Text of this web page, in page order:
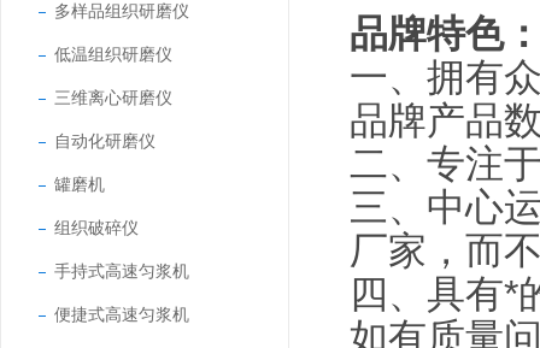
多样品组织研磨仪
低温组织研磨仪
三维离心研磨仪
自动化研磨仪
罐磨机
组织破碎仪
手持式高速匀浆机
便捷式高速匀浆机
品牌特色
一、拥有
品牌产品
二、专注
三、中心
厂家，而
四、具有*
如有质量